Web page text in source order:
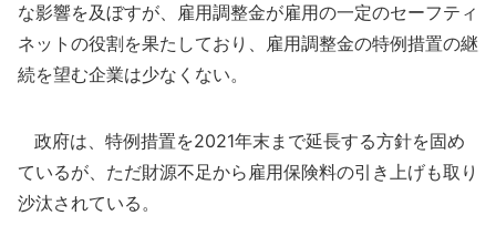
な影響を及ぼすが、雇用調整金が雇用の一定のセーフティ
ネットの役割を果たしており、雇用調整金の特例措置の継
続を望む企業は少なくない。
政府は、特例措置を2021年末まで延長する方針を固め
ているが、ただ財源不足から雇用保険料の引き上げも取り
沙汰されている。